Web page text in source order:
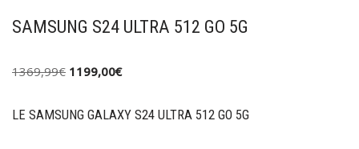
SAMSUNG S24 ULTRA 512 GO 5G
1369,99€ 1199,00€
LE SAMSUNG GALAXY S24 ULTRA 512 GO 5G